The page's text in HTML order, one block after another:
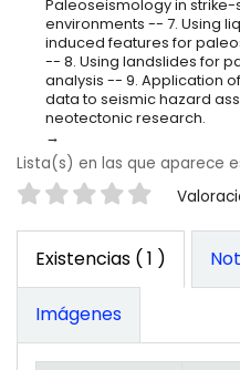
Paleoseismology in
environments -- 7. Using
induced features for
-- 8. Using landslides for
analysis -- 9. Application
data to seismic hazard
neotectonic research.
Lista(s) en las que aparece
Valoración
Existencias ( 1 )
Imágenes